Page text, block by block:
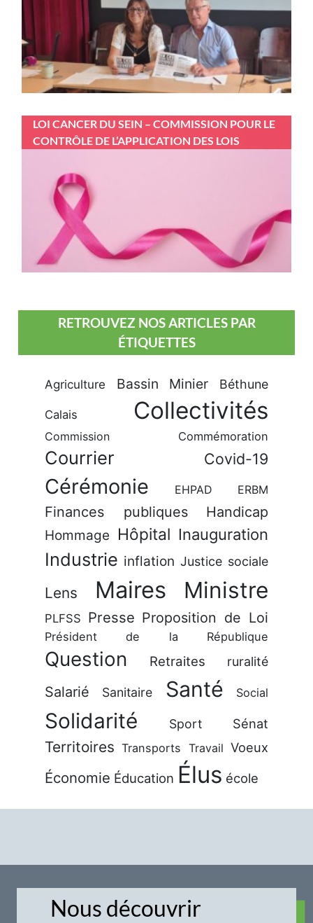
LOI CANCER DU SEIN – COMMISSION POUR LE
CONTRÔLE DE L’APPLICATION DES LOIS
RETROUVEZ NOS ARTICLES PAR
ÉTIQUETTES
Agriculture Bassin Minier Béthune
Calais Collectivités
Commission Commémoration
Courrier Covid-19
Cérémonie EHPAD ERBM
Finances publiques Handicap
Hommage Hôpital Inauguration
Industrie inflation Justice sociale
Lens Maires Ministre
PLFSS Presse Proposition de Loi
Président de la République
Question Retraites ruralité
Salarié Sanitaire Santé Social
Solidarité Sport Sénat
Territoires Transports Travail Voeux
Économie Éducation Élus école
Nous découvrir